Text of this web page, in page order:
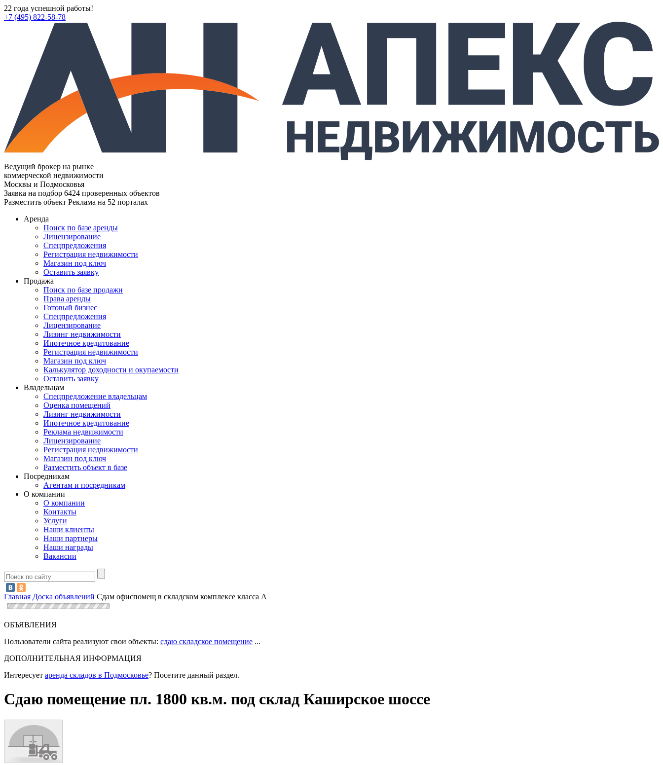
22 года успешной работы!
+7 (495) 822-58-78
Ведущий брокер на рынке
коммерческой недвижимости
Москвы и Подмосковья
Заявка на подбор 6424 проверенных объектов
Разместить объект Реклама на 52 порталах
Аренда
Поиск по базе аренды
Лицензирование
Спецпредложения
Регистрация недвижимости
Магазин под ключ
Оставить заявку
Продажа
Поиск по базе продажи
Права аренды
Готовый бизнес
Спецпредложения
Лицензирование
Лизинг недвижимости
Ипотечное кредитование
Регистрация недвижимости
Магазин под ключ
Калькулятор доходности и окупаемости
Оставить заявку
Владельцам
Спецпредложение владельцам
Оценка помещений
Лизинг недвижимости
Ипотечное кредитование
Реклама недвижимости
Лицензирование
Регистрация недвижимости
Магазин под ключ
Разместить объект в базе
Посредникам
Агентам и посредникам
О компании
О компании
Контакты
Услуги
Наши клиенты
Наши партнеры
Наши награды
Вакансии
Главная Доска объявлений Сдам офиспомещ в складском комплексе класса А
ОБЪЯВЛЕНИЯ
Пользователи сайта реализуют свои объекты: сдаю складское помещение ...
ДОПОЛНИТЕЛЬНАЯ ИНФОРМАЦИЯ
Интересует аренда складов в Подмосковье? Посетите данный раздел.
Сдаю помещение пл. 1800 кв.м. под склад Каширское шоссе